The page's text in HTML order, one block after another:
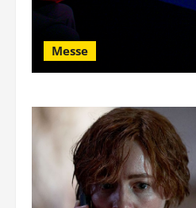
Messe